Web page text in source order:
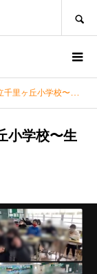
ヶ丘小学校〜生徒向け〜
小学校〜生